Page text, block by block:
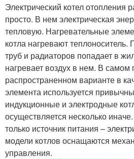
Электрический котел отопления
просто. В нем электрическая
тепловую. Нагревательные
котла нагревают
труб и радиаторов попадает в
нагревает воздух в нем. В самом
распространенном варианте в
элемента используется
индукционные и электродные
осуществляется несколько
только источник питания –
модели котлов оснащаются
управления.